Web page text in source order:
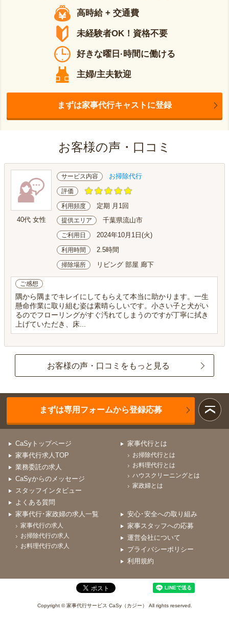
高時給 + 交通費
未経験者OK！資格不要
好きな曜日·時間に働ける
主婦/主夫歓迎
まずは家事代行キャストに登録
お客様の声・口コミ
40代 女性
サービス内容 お掃除代行
評価
利用頻度 定期 月1回
提供エリア 千葉県流山市
ご利用日 2024年10月1日(火)
利用時間 2.5時間
掃除場所 リビング 部屋 廊下
ご感想
隅から隅までキレイにしてもらえて本当に助かります。一生
懸命作業に取り組む姿は素晴らしいです。小さい子と犬がい
るのでフローリングがすぐ汚れてしまうのですが丁寧に拭き
上げていただき、床...
お客様の声・口コミをもっと見る
まずは専用フォームから登録応募
CaSyトップページ
家事代行求人TOP
業務委託の求人
CaSyからのメッセージ
スタッフインタビュー
よくある質問
家事代行とは
お掃除代行とは
お料理代行とは
ハウスクリーニングとは
家政婦とは
家事代行･家政婦の求人一覧
家事代行の求人
お掃除代行の求人
お料理代行の求人
安心･安全への取り組み
家事スタッフへの応募
運営会社について
プライバシーポリシー
利用規約
Copyright © 家事代行サービス CaSy（カジー） All rights reserved.